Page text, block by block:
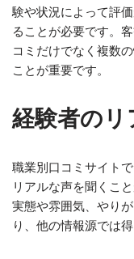
験や状況によって評
ることが必要です。
コミだけでなく複数
ことが重要です。
経験者のリ
職業別口コミサイト
リアルな声を聞くこ
実態や雰囲気、やり
り、他の情報源では